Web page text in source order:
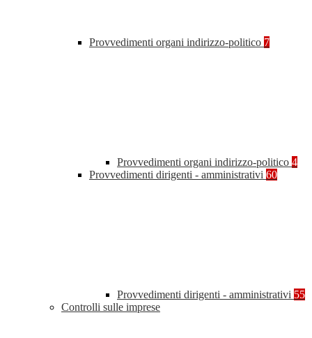
Provvedimenti organi indirizzo-politico 7
Provvedimenti organi indirizzo-politico 4
Provvedimenti dirigenti - amministrativi 60
Provvedimenti dirigenti - amministrativi 55
Controlli sulle imprese